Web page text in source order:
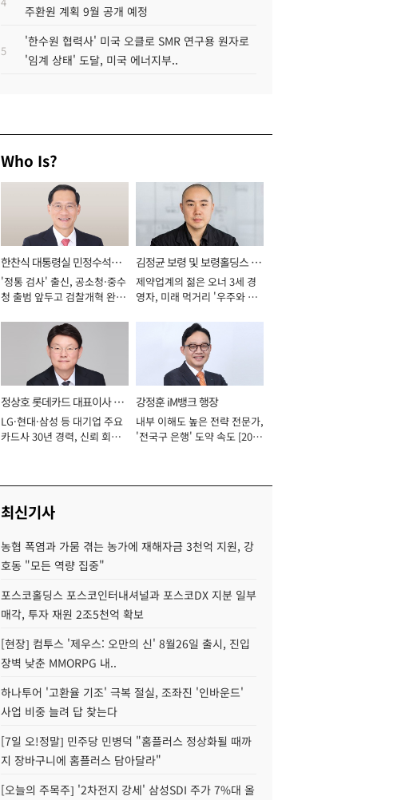
주환원 계획 9월 공개 예정
5
'한수원 협력사' 미국 오클로 SMR 연구용 원자로
'임계 상태' 도달, 미국 에너지부..
Who Is?
한찬식 대통령실 민정수석비
서관
'정통 검사' 출신, 공소청·중수
청 출범 앞두고 검찰개혁 완수
김정균 보령 및 보령홀딩스 대
표이사 사장
제약업계의 젊은 오너 3세 경
영자, 미래 먹거리 '우주와 헬
정상호 롯데카드 대표이사 사
장
LG·현대·삼성 등 대기업 주요
카드사 30년 경력, 신뢰 회복
강정훈 iM뱅크 행장
내부 이해도 높은 전략 전문가,
'전국구 은행' 도약 속도 [2026
최신기사
농협 폭염과 가뭄 겪는 농가에 재해자금 3천억 지원, 강
호동 "모든 역량 집중"
포스코홀딩스 포스코인터내셔널과 포스코DX 지분 일부
매각, 투자 재원 2조5천억 확보
[현장] 컴투스 '제우스: 오만의 신' 8월26일 출시, 진입
장벽 낮춘 MMORPG 내..
하나투어 '고환율 기조' 극복 절실, 조좌진 '인바운드'
사업 비중 늘려 답 찾는다
[7일 오!정말] 민주당 민병덕 "홈플러스 정상화될 때까
지 장바구니에 홈플러스 담아달라"
[오늘의 주목주] '2차전지 강세' 삼성SDI 주가 7%대 올